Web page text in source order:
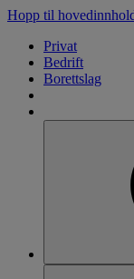
Hopp til
Privat
Bedrift
Borettslag